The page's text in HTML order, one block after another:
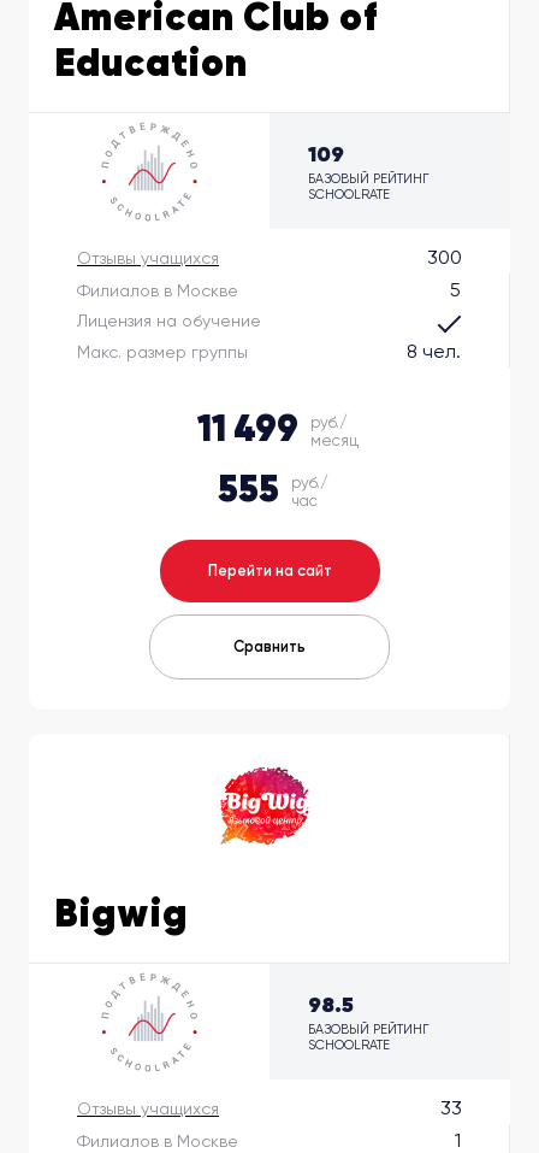
American Club of
Education
Отзывы учащихся 300
Филиалов в Москве 5
Макс. размер группы 8 чел.
Лицензия на обучение
109
БАЗОВЫЙ РЕЙТИНГ
SCHOOLRATE
11 499
руб./
месяц
555
руб./
час
Перейти на сайт
Сравнить
Bigwig
Отзывы учащихся 33
Филиалов в Москве 1
98.5
БАЗОВЫЙ РЕЙТИНГ
SCHOOLRATE